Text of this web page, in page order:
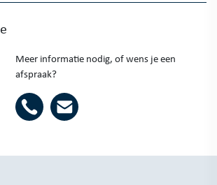
Meer informatie nodig, of wens je een
afspraak?